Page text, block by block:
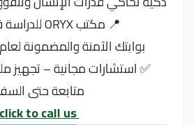
📍 مكتب ORYX للدراسة في الخارج
بوابتك الآمنة والمضمونة لعام
✅ استشارات مجانية – تجهيز
متابعة حتى
to call us